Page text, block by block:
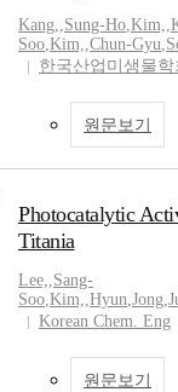
Kang,,Sung-Ho,Kim,,
Soo,Kim,,Chun-Gyu,
한국산업미생물학
원문보기
Photocatalytic
Titania
Lee,,Sang-
Soo,Kim,,Hyun,Jong,
Korean Chem. Eng
원문보기